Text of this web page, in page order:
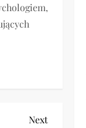
Next
Next